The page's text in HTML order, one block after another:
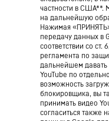
частности в США**.
на дальнейшую
Нажимая
передачу данных в
соответствии со ст.
регламента по
дальнейшем давать
YouTube по
возможность
блокировщика, вы
принимать видео
согласиться также